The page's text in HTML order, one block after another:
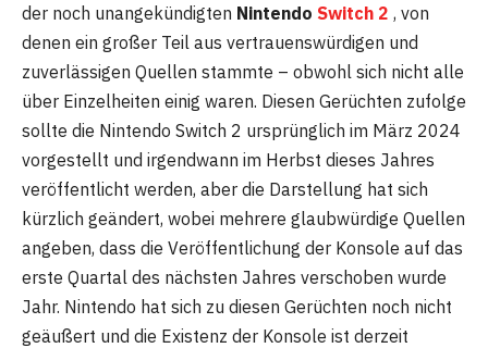
der noch unangekündigten Nintendo Switch 2 , von
denen ein großer Teil aus vertrauenswürdigen und
zuverlässigen Quellen stammte – obwohl sich nicht alle
über Einzelheiten einig waren. Diesen Gerüchten zufolge
sollte die Nintendo Switch 2 ursprünglich im März 2024
vorgestellt und irgendwann im Herbst dieses Jahres
veröffentlicht werden, aber die Darstellung hat sich
kürzlich geändert, wobei mehrere glaubwürdige Quellen
angeben, dass die Veröffentlichung der Konsole auf das
erste Quartal des nächsten Jahres verschoben wurde
Jahr. Nintendo hat sich zu diesen Gerüchten noch nicht
geäußert und die Existenz der Konsole ist derzeit